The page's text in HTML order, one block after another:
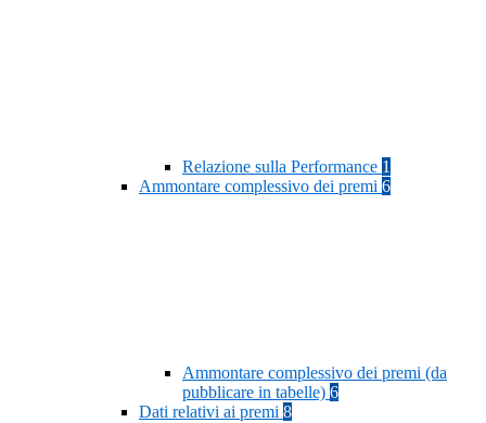
Relazione sulla Performance 1
Ammontare complessivo dei premi 6
Ammontare complessivo dei premi (da
pubblicare in tabelle) 6
Dati relativi ai premi 8